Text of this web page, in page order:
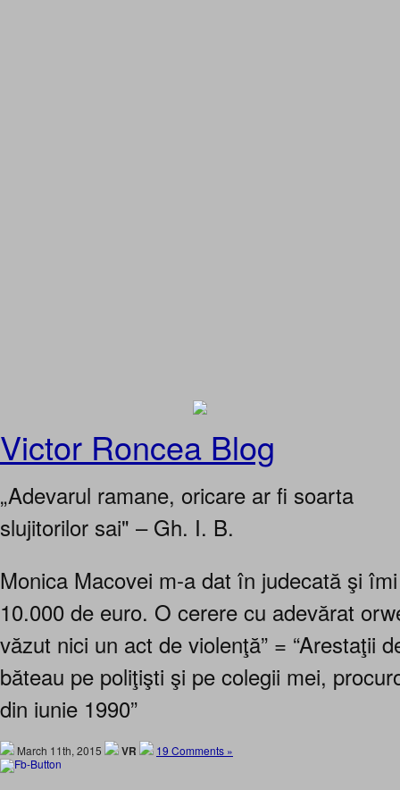
Victor Roncea Blog
„Adevarul ramane, oricare ar fi soarta
slujitorilor sai" – Gh. I. B.
Monica Macovei m-a dat în judecată şi
10.000 de euro. O cerere cu adevărat
văzut nici un act de violenţă” = “Arestaţii
băteau pe poliţişti şi pe colegii mei,
din iunie 1990”
March 11th, 2015 VR 19 Comments »